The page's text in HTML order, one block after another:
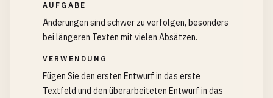
AUFGABE
Änderungen sind schwer zu verfolgen, besonders
bei längeren Texten mit vielen Absätzen.
VERWENDUNG
Fügen Sie den ersten Entwurf in das erste
Textfeld und den überarbeiteten Entwurf in das